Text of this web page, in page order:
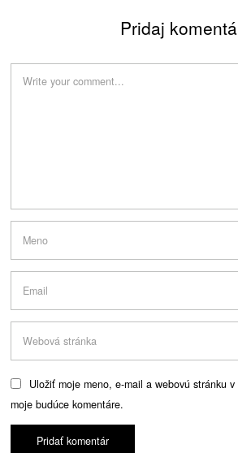
Pridaj
Uložiť moje meno, e-mail a webovú stránku
moje budúce komentáre.